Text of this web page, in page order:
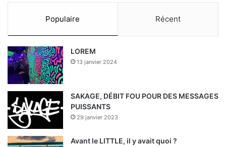
c
e
b
o
k
i
n
T
e
s
t
r
m
k
T
Populaire Récent
LOREM
13 janvier 2024
SAKAGE, DÉBIT FOU POUR DES MESSAGES
PUISSANTS
29 janvier 2023
Avant le LITTLE, il y avait quoi ?